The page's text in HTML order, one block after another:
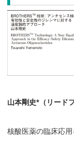
山本剛史* （ リード
核酸医薬の臨床応